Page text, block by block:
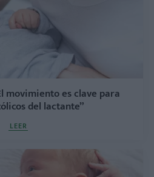
movimiento es clave para
del lactante”
LEER